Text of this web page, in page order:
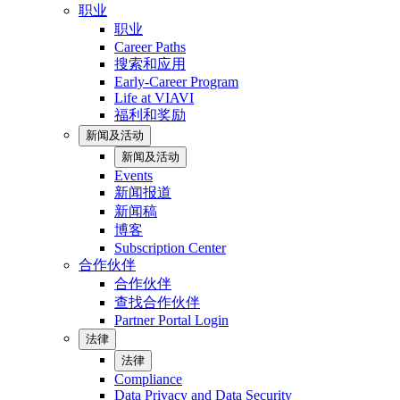
职业
职业
Career Paths
搜索和应用
Early-Career Program
Life at VIAVI
福利和奖励
新闻及活动
新闻及活动
Events
新闻报道
新闻稿
博客
Subscription Center
合作伙伴
合作伙伴
查找合作伙伴
Partner Portal Login
法律
法律
Compliance
Data Privacy and Data Security